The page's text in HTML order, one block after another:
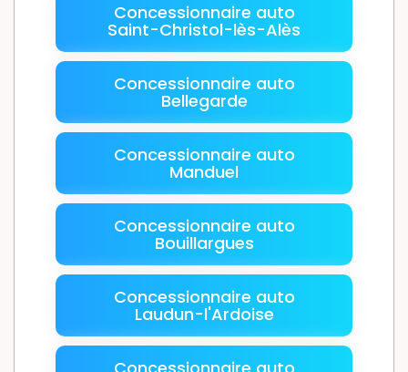
Concessionnaire auto
Saint-Christol-lès-Alès
Concessionnaire auto
Bellegarde
Concessionnaire auto
Manduel
Concessionnaire auto
Bouillargues
Concessionnaire auto
Laudun-l'Ardoise